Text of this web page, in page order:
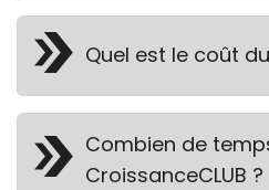
Quel est le coût
Combien de
CroissanceCLUB ?